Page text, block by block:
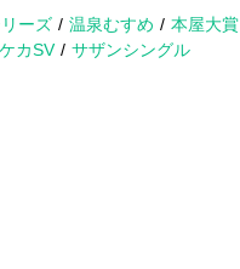
ーズ 温泉むすめ
本屋大賞
カSV サザンシングル